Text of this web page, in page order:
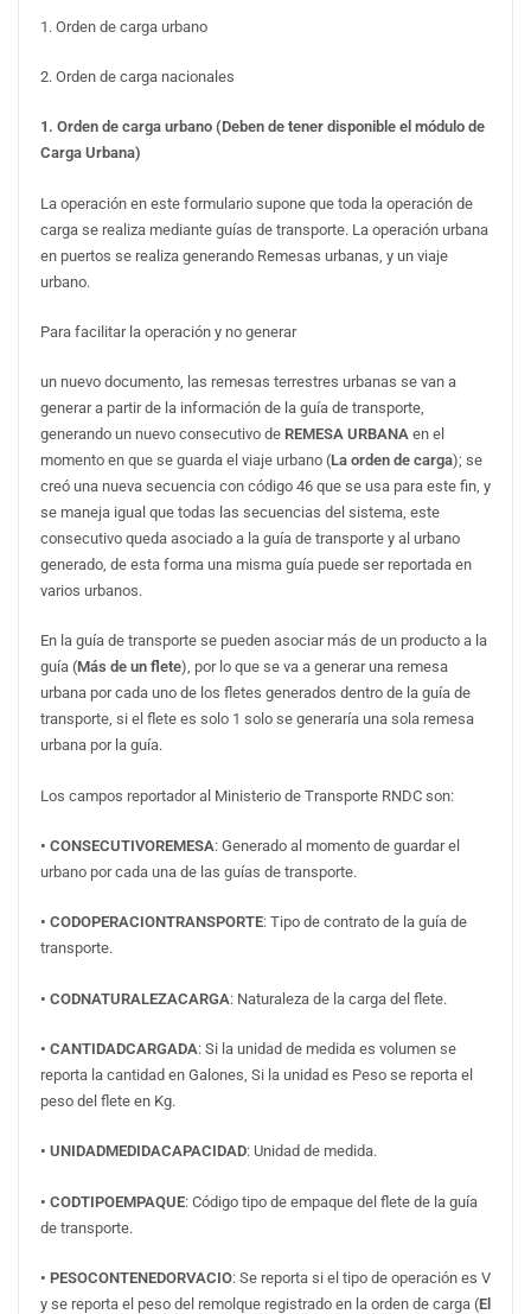
1. Orden de carga urbano
2. Orden de carga nacionales
1. Orden de carga urbano (Deben de tener disponible el módulo de
Carga Urbana)
La operación en este formulario supone que toda la operación de
carga se realiza mediante guías de transporte. La operación urbana
en puertos se realiza generando Remesas urbanas, y un viaje
urbano.
Para facilitar la operación y no generar
un nuevo documento, las remesas terrestres urbanas se van a
generar a partir de la información de la guía de transporte,
generando un nuevo consecutivo de REMESA URBANAen el
momento en que se guarda el viaje urbano (La orden de carga); se
creó una nueva secuencia con código 46 que se usa para este fin, y
se maneja igual que todas las secuencias del sistema, este
consecutivo queda asociado a la guía de transporte y al urbano
generado, de esta forma una misma guía puede ser reportada en
varios urbanos.
En la guía de transporte se pueden asociar más de un producto a la
guía (Más de un flete), por lo que se va a generar una remesa
urbana por cada uno de los fletes generados dentro de la guía de
transporte, si el flete es solo 1 solo se generaría una sola remesa
urbana por la guía.
Los campos reportador al Ministerio de Transporte RNDC son:
• CONSECUTIVOREMESA: Generado al momento de guardar el
urbano por cada una de las guías de transporte.
• CODOPERACIONTRANSPORTE: Tipo de contrato de la guía de
transporte.
• CODNATURALEZACARGA: Naturaleza de la carga del flete.
• CANTIDADCARGADA: Si la unidad de medida es volumen se
reporta la cantidad en Galones, Si la unidad es Peso se reporta el
peso del flete en Kg.
• UNIDADMEDIDACAPACIDAD: Unidad de medida.
• CODTIPOEMPAQUE: Código tipo de empaque del flete de la guía
de transporte.
• PESOCONTENEDORVACIO: Se reporta si el tipo de operación es V
y se reporta el peso del remolque registrado en la orden de carga (El